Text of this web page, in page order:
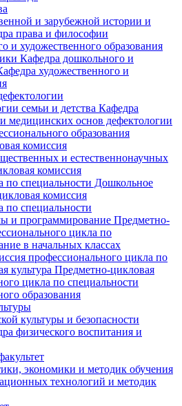
и зарубежной истории и
права и философии
и художественного образования
Кафедра дошкольного и
художественного и
семьи и детства Кафедра
медицинских основ дефектологии
образования
комиссия
и естественнонаучных
комиссия
по специальности Дошкольное
комиссия
по специальности
и программирование Предметно-
цикла по
в начальных классах
профессионального цикла по
культура Предметно-цикловая
цикла по специальности
образования
культуры и безопасности
физического воспитания и
экономики и методик обучения
технологий и методик